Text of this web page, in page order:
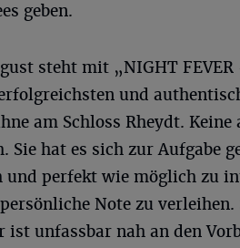
geben.
steht mit „NIGHT FEVER
erfolgreichsten und
am Schloss Rheydt. Keine
Sie hat es sich zur Aufgabe
und perfekt wie möglich zu
Note zu
ist unfassbar nah an den